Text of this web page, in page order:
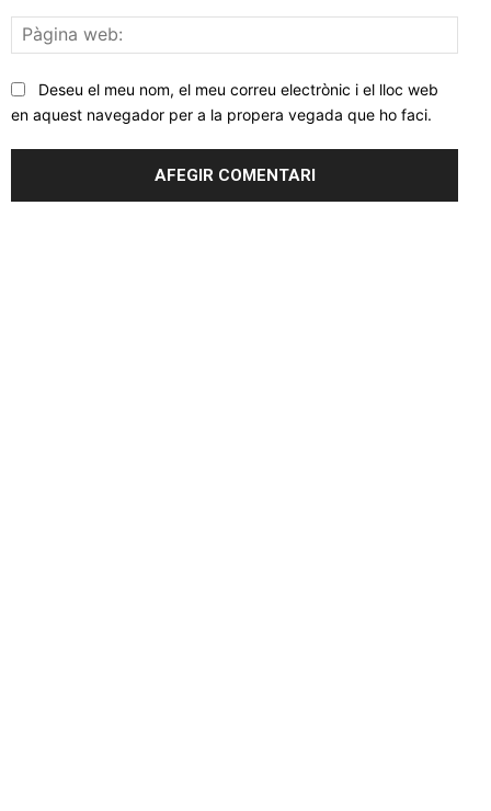
web:
Deseu el meu nom, el meu correu electrònic i el lloc web
en aquest navegador per a la propera vegada que ho faci.